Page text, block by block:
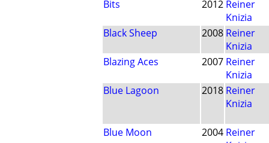
Bits 2012 Reiner
Knizia
Black Sheep
2008 Reiner
Knizia
Blazing Aces
2007 Reiner
Knizia
Blue Lagoon
2018 Reiner
Knizia
Blue Moon 2004 Reiner